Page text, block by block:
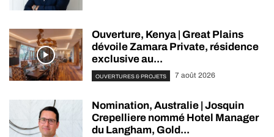
Ouverture, Kenya | Great Plains
dévoile Zamara Private, résidence
exclusive au...
OUVERTURES & PROJETS 7 août 2026
Nomination, Australie | Josquin
Crepelliere nommé Hotel Manager
du Langham, Gold...